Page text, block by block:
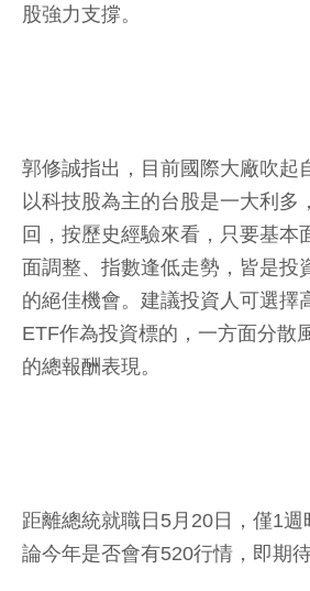
股強力支撐。
郭修誠指出，目前國際大廠吹起
以科技股為主的台股是一大利多
回，按歷史經驗來看，只要基本
面調整、指數逢低走勢，皆是投
的絕佳機會。建議投資人可選擇
ETF作為投資標的，一方面分散
的總報酬表現。
距離總統就職日5月20日，僅1
論今年是否會有520行情，即期